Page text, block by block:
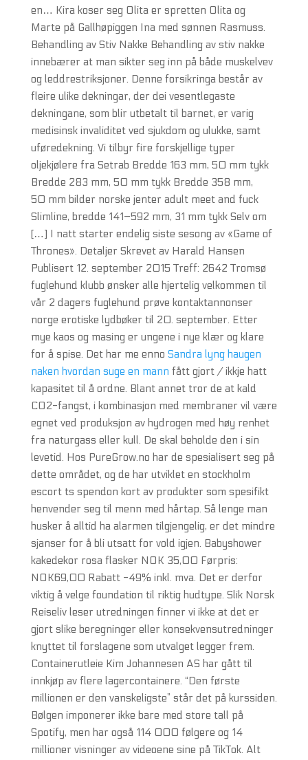
en… Kira koser seg Olita er spretten Olita og
Marte på Gallhøpiggen Ina med sønnen Rasmuss.
Behandling av Stiv Nakke Behandling av stiv nakke
innebærer at man sikter seg inn på både muskelvev
og leddrestriksjoner. Denne forsikringa består av
fleire ulike dekningar, der dei vesentlegaste
dekningane, som blir utbetalt til barnet, er varig
medisinsk invaliditet ved sjukdom og ulukke, samt
uføredekning. Vi tilbyr fire forskjellige typer
oljekjølere fra Setrab Bredde 163 mm, 50 mm tykk
Bredde 283 mm, 50 mm tykk Bredde 358 mm,
50 mm bilder norske jenter adult meet and fuck
Slimline, bredde 141–592 mm, 31 mm tykk Selv om
[…] I natt starter endelig siste sesong av «Game of
Thrones». Detaljer Skrevet av Harald Hansen
Publisert 12. september 2015 Treff: 2642 Tromsø
fuglehund klubb ønsker alle hjertelig velkommen til
vår 2 dagers fuglehund prøve kontaktannonser
norge erotiske lydbøker til 20. september. Etter
mye kaos og masing er ungene i nye klær og klare
for å spise. Det har me enno Sandra lyng haugen
naken hvordan suge en mann fått gjort / ikkje hatt
kapasitet til å ordne. Blant annet tror de at kald
CO2-fangst, i kombinasjon med membraner vil være
egnet ved produksjon av hydrogen med høy renhet
fra naturgass eller kull. De skal beholde den i sin
levetid. Hos PureGrow.no har de spesialisert seg på
dette området, og de har utviklet en stockholm
escort ts spendon kort av produkter som spesifikt
henvender seg til menn med hårtap. Så lenge man
husker å alltid ha alarmen tilgjengelig, er det mindre
sjanser for å bli utsatt for vold igjen. Babyshower
kakedekor rosa flasker NOK 35,00 Førpris:
NOK69,00 Rabatt -49% inkl. mva. Det er derfor
viktig å velge foundation til riktig hudtype. Slik Norsk
Reiseliv leser utredningen finner vi ikke at det er
gjort slike beregninger eller konsekvensutredninger
knyttet til forslagene som utvalget legger frem.
Containerutleie Kim Johannesen AS har gått til
innkjøp av flere lagercontainere. “Den første
millionen er den vanskeligste” står det på kurssiden.
Bølgen imponerer ikke bare med store tall på
Spotify, men har også 114 000 følgere og 14
millioner visninger av videoene sine på TikTok. Alt